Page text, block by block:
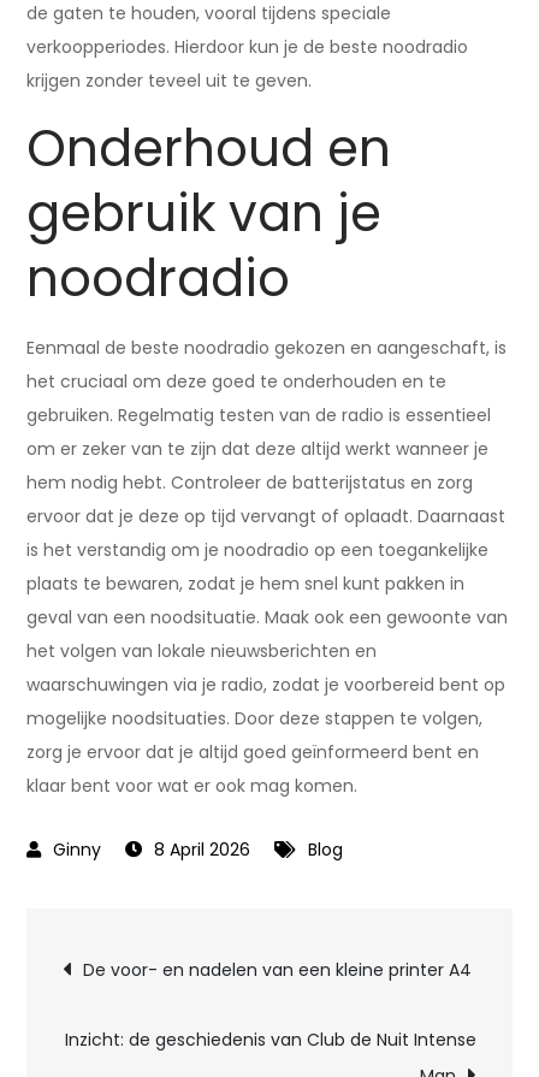
de gaten te houden, vooral tijdens speciale
verkoopperiodes. Hierdoor kun je de beste noodradio
krijgen zonder teveel uit te geven.
Onderhoud en
gebruik van je
noodradio
Eenmaal de beste noodradio gekozen en aangeschaft, is
het cruciaal om deze goed te onderhouden en te
gebruiken. Regelmatig testen van de radio is essentieel
om er zeker van te zijn dat deze altijd werkt wanneer je
hem nodig hebt. Controleer de batterijstatus en zorg
ervoor dat je deze op tijd vervangt of oplaadt. Daarnaast
is het verstandig om je noodradio op een toegankelijke
plaats te bewaren, zodat je hem snel kunt pakken in
geval van een noodsituatie. Maak ook een gewoonte van
het volgen van lokale nieuwsberichten en
waarschuwingen via je radio, zodat je voorbereid bent op
mogelijke noodsituaties. Door deze stappen te volgen,
zorg je ervoor dat je altijd goed geïnformeerd bent en
klaar bent voor wat er ook mag komen.
8 April 2026 Blog
Post
navigation
De voor- en nadelen van een kleine printer A4
Inzicht: de geschiedenis van Club de Nuit Intense